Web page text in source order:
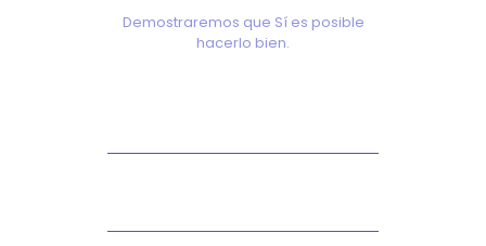
Demostraremos que Sí es posible
hacerlo bien.